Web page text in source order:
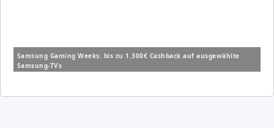
Samsung Gaming Weeks: bis zu 1.300€ Cashback auf ausgewählte
Samsung-TVs